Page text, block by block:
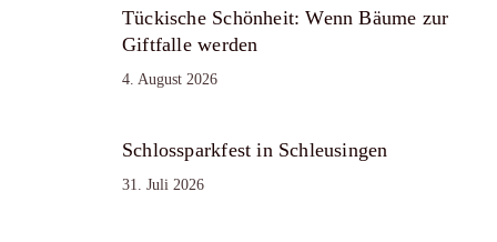
Tückische Schönheit: Wenn Bäume zur
Giftfalle werden
4. August 2026
Schlossparkfest in Schleusingen
31. Juli 2026